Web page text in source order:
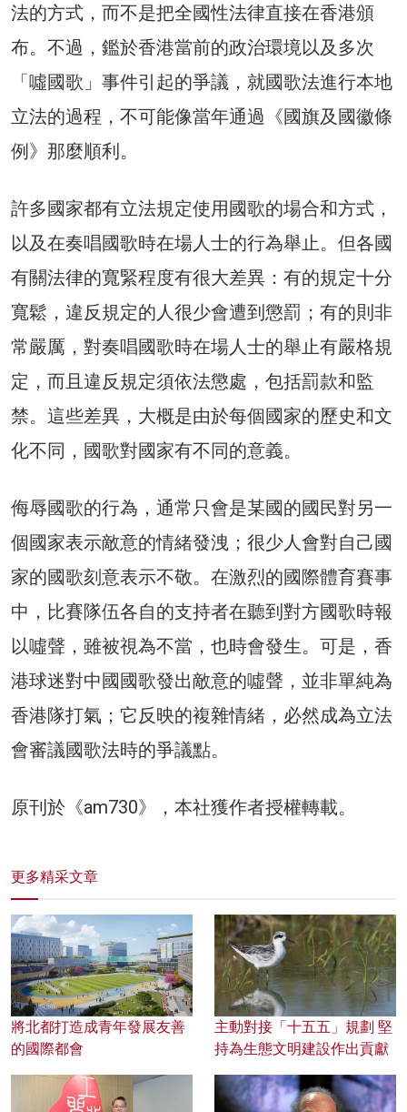
法的方式，而不是把全國性法律直接在香港頒
布。不過，鑑於香港當前的政治環境以及多次
「噓國歌」事件引起的爭議，就國歌法進行本地
立法的過程，不可能像當年通過《國旗及國徽條
例》那麼順利。
許多國家都有立法規定使用國歌的場合和方式，
以及在奏唱國歌時在場人士的行為舉止。但各國
有關法律的寬緊程度有很大差異：有的規定十分
寬鬆，違反規定的人很少會遭到懲罰；有的則非
常嚴厲，對奏唱國歌時在場人士的舉止有嚴格規
定，而且違反規定須依法懲處，包括罰款和監
禁。這些差異，大概是由於每個國家的歷史和文
化不同，國歌對國家有不同的意義。
侮辱國歌的行為，通常只會是某國的國民對另一
個國家表示敵意的情緒發洩；很少人會對自己國
家的國歌刻意表示不敬。在激烈的國際體育賽事
中，比賽隊伍各自的支持者在聽到對方國歌時報
以噓聲，雖被視為不當，也時會發生。可是，香
港球迷對中國國歌發出敵意的噓聲，並非單純為
香港隊打氣；它反映的複雜情緒，必然成為立法
會審議國歌法時的爭議點。
原刊於《am730》，本社獲作者授權轉載。
更多精采文章
將北都打造成青年發展友善
的國際都會
主動對接「十五五」規劃 堅
持為生態文明建設作出貢獻